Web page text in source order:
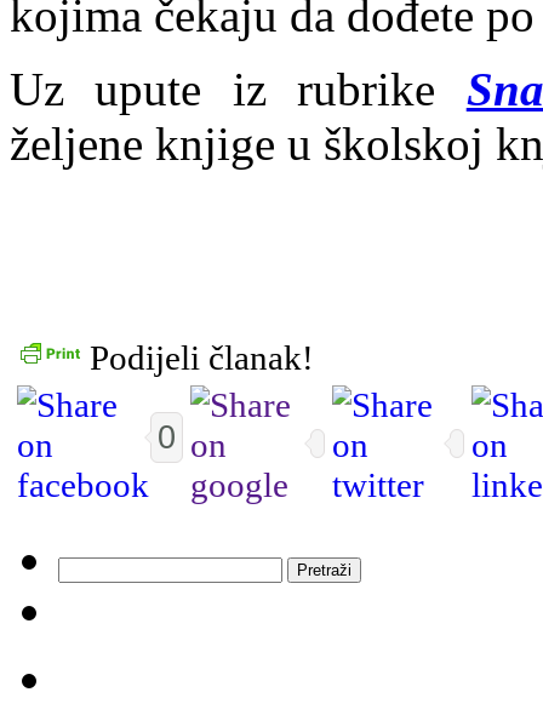
kojima čekaju da dođete
Uz upute iz rubrike
željene knjige u školskoj
Podijeli članak!
0